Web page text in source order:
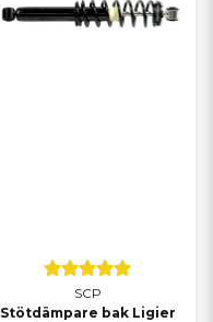
SCP
Stötdämpare bak Ligier